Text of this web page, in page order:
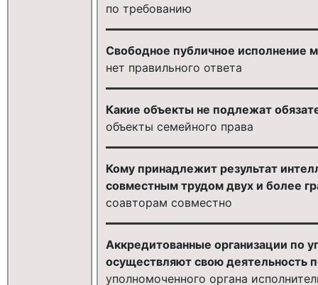
по требованию
Свободное публичное исполнение
нет правильного ответа
Какие объекты не подлежат
объекты семейного права
Кому принадлежит результат
совместным трудом двух и более
соавторам совместно
Аккредитованные организации по
осуществляют свою деятельность
уполномоченного органа